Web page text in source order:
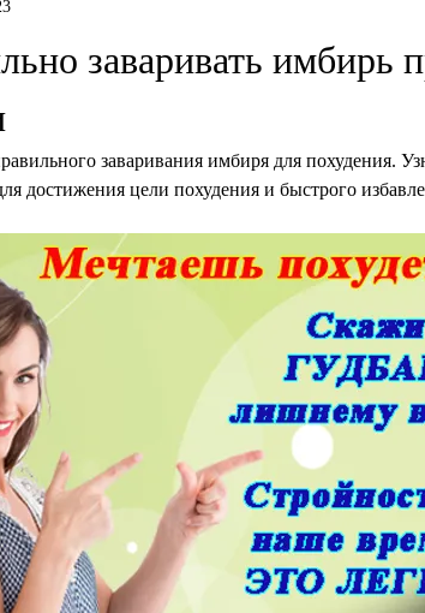
заваривать имбирь
заваривания имбиря для похудения.
достижения цели похудения и быстрого